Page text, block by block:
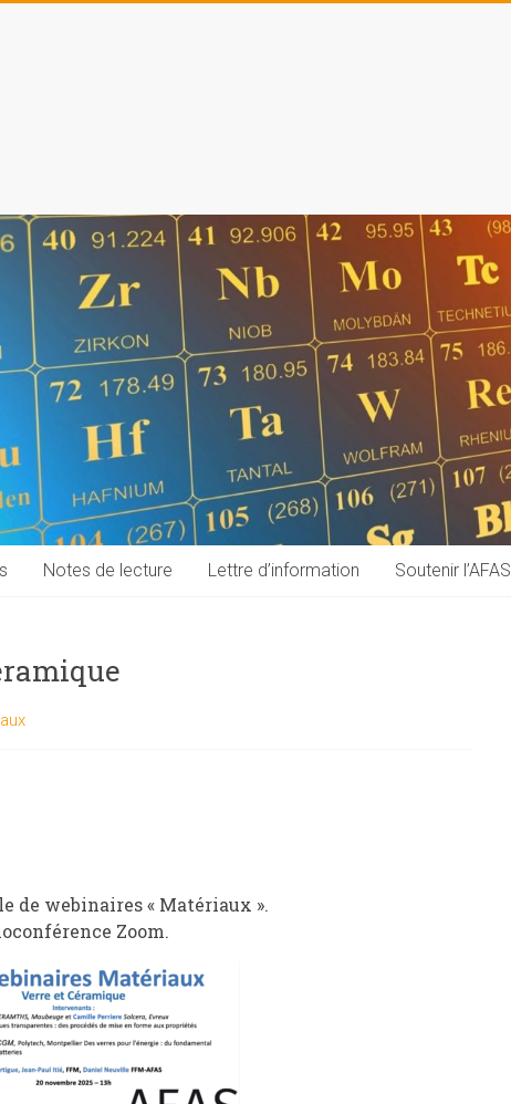
Notes de lecture Lettre d’information Soutenir l’AFAS
de webinaires « Matériaux ».
Zoom.